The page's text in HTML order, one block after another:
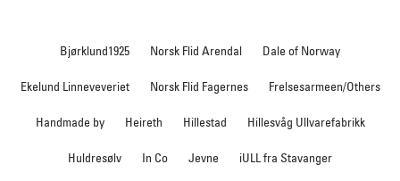
Bjørklund1925 Norsk Flid Arendal Dale of Norway
Ekelund Linneveveriet Norsk Flid Fagernes Frelsesarmeen/Others
Handmade by Heireth Hillestad Hillesvåg Ullvarefabrikk
Huldresølv In Co Jevne iULL fra Stavanger